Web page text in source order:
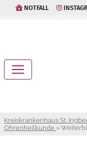
NOTFALL
Kreiskrankenhaus St.
Ohrenheilkunde »